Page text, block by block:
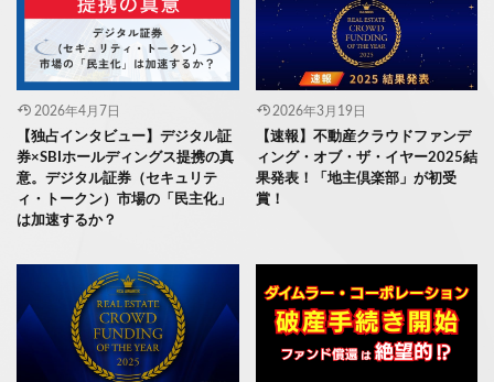
2026年4月7日
【独占インタビュー】デジタル証
券×SBIホールディングス提携の真
意。デジタル証券（セキュリテ
ィ・トークン）市場の「民主化」
は加速するか？
2026年3月19日
【速報】不動産クラウドファンデ
ィング・オブ・ザ・イヤー2025結
果発表！「地主倶楽部」が初受
賞！